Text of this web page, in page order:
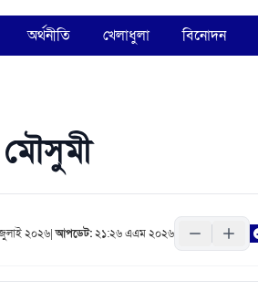
অর্থনীতি খেলাধুলা বিনোদন
মৌসুমী
২০২৬|আপডেট:২১:২৬ এএম ২০২৬